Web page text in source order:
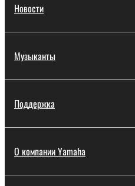
Новости
Музыканты
Поддержка
О компании Yamaha